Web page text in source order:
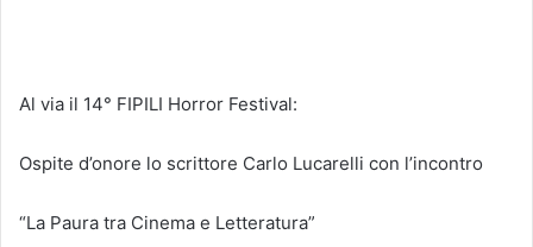
Al via il 14° FIPILI Horror Festival:
Ospite d’onore lo scrittore Carlo Lucarelli con l’incontro
“La Paura tra Cinema e Letteratura”